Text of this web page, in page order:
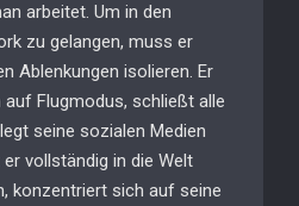
arbeitet. Um in den
zu gelangen, muss er
Ablenkungen isolieren. Er
Flugmodus, schließt alle
seine sozialen Medien
vollständig in die Welt
konzentriert sich auf seine